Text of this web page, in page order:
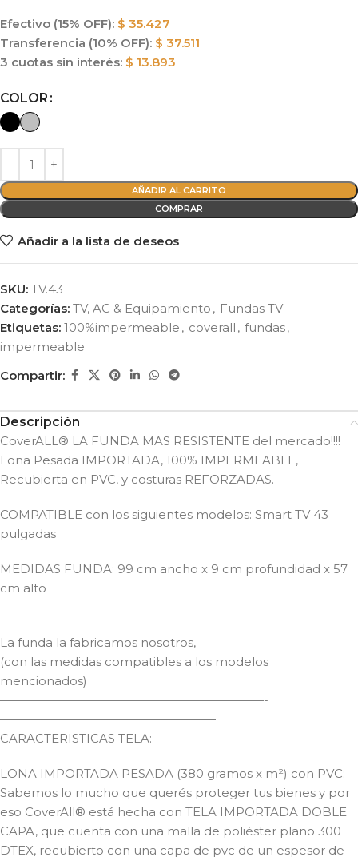
Efectivo (15% OFF): $ 35.427
Transferencia (10% OFF): $ 37.511
3 cuotas sin interés: $ 13.893
COLOR
AÑADIR AL CARRITO
COMPRAR
Alternative:
Añadir a la lista de deseos
SKU: TV.43
Categorías: TV, AC & Equipamiento , Fundas TV
Etiquetas: 100%impermeable , coverall , fundas,
impermeable
Compartir:
Descripción
CoverALL® LA FUNDA MAS RESISTENTE del mercado!!!!
Lona Pesada IMPORTADA, 100% IMPERMEABLE,
Recubierta en PVC, y costuras REFORZADAS.
COMPATIBLE con los siguientes modelos: Smart TV 43
pulgadas
MEDIDAS FUNDA: 99 cm ancho x 9 cm profundidad x 57
cm alto
——————————————————————
La funda la fabricamos nosotros,
(con las medidas compatibles a los modelos
mencionados)
——————————————————————-
——————————————————
CARACTERISTICAS TELA:
LONA IMPORTADA PESADA (380 gramos x m²) con PVC:
Sabemos lo mucho que querés proteger tus bienes y por
eso CoverAll® está hecha con TELA IMPORTADA DOBLE
CAPA, que cuenta con una malla de poliéster plano 300
DTEX, recubierto con una capa de pvc de un espesor de